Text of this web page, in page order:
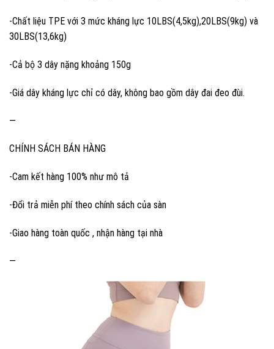
-Chất liệu TPE với 3 mức kháng lực 10LBS(4,5kg),20LBS(9kg) và
30LBS(13,6kg)
-Cả bộ 3 dây nặng khoảng 150g
-Giá dây kháng lực chỉ có dây, không bao gồm dây đai đeo đùi.
—
CHÍNH SÁCH BÁN HÀNG
-Cam kết hàng 100% như mô tả
-Đổi trả miễn phí theo chính sách của sàn
-Giao hàng toàn quốc , nhận hàng tại nhà
—